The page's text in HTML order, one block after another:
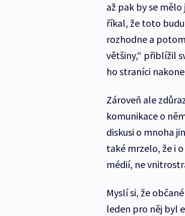
až pak by se
říkal, že toto
rozhodne a
většiny,“ přiblížil
ho straníci
Zároveň ale
komunikace o
diskusi o mnoha
také mrzelo, že i
médií, ne
Myslí si, že
leden pro něj byl